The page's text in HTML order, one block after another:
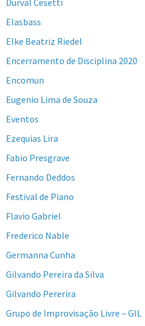
Durval Cesetti
Elasbass
Elke Beatriz Riedel
Encerramento de Disciplina 2020
Encomun
Eugenio Lima de Souza
Eventos
Ezequias Lira
Fabio Presgrave
Fernando Deddos
Festival de Piano
Flavio Gabriel
Frederico Nable
Germanna Cunha
Gilvando Pereira da Silva
Gilvando Pererira
Grupo de Improvisação Livre – GIL